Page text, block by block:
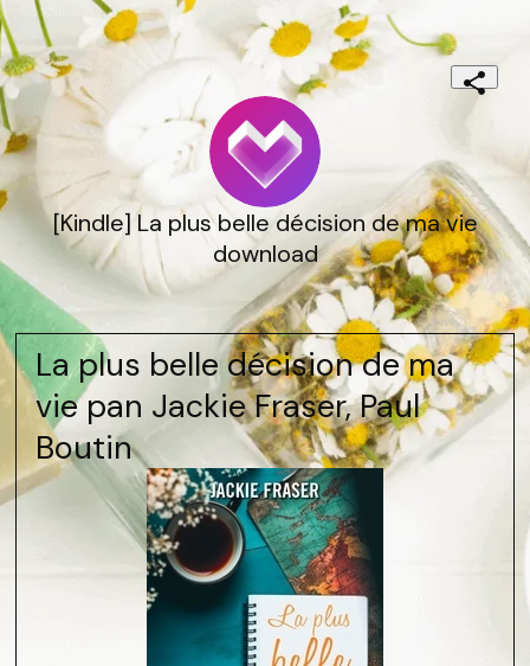
[Kindle] La plus belle décision de ma vie
download
La plus belle décision de ma
vie pan Jackie Fraser, Paul
Boutin